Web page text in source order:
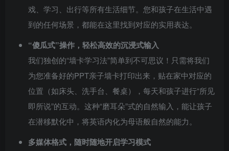
戏、学习、出行等所有生活细节。您和孩子在生活中遇
到的任何场景，都能在这里找到对应的实用表达。
“傻瓜式”操作，轻松高效的沉浸式输入
我们独创的“墙卡学习法”简单到不可思议！只需将我们
为您准备好的PPT亲子墙卡打印出来，贴在家中对应的
位置（如床头、洗手台、餐桌），每天和孩子进行“所见
即所说”的互动。这种“磨耳朵”式的自然输入，能让孩子
在潜移默化中，将英语内化为母语般自然的能力。
多媒体格式，随时随地开启学习模式